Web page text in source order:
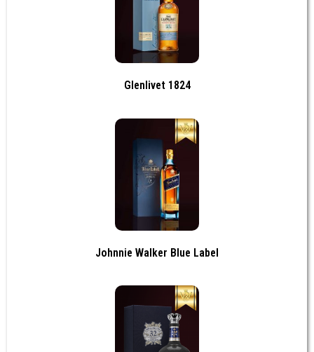
Glenlivet 1824
Johnnie Walker Blue Label